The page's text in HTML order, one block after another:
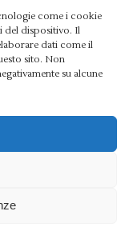
come i cookie
del dispositivo. Il
dati come il
sito. Non
su alcune
l’attività